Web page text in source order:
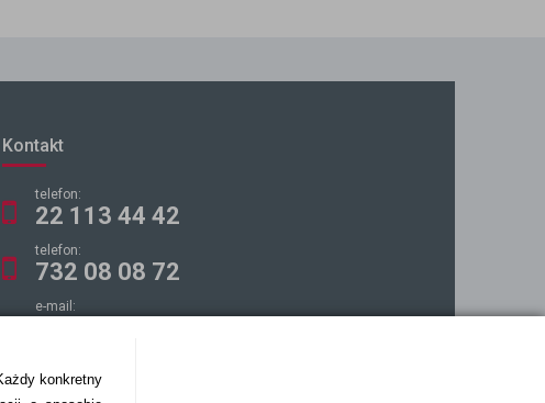
konkretny
Kontakt
telefon:
22 113 44 42
telefon:
732 08 08 72
e-mail: